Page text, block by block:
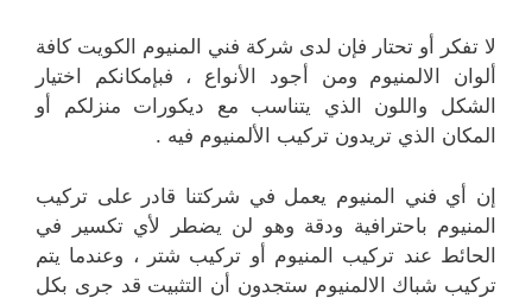
لا تفكر أو تحتار فإن لدى شركة فني المنيوم الكويت كافة
ألوان الالمنيوم ومن أجود الأنواع ، فبإمكانكم اختيار
الشكل واللون الذي يتناسب مع ديكورات منزلكم أو
المكان الذي تريدون تركيب الألمنيوم فيه .
إن أي فني المنيوم يعمل في شركتنا قادر على تركيب
المنيوم باحترافية ودقة وهو لن يضطر لأي تكسير في
الحائط عند تركيب المنيوم أو تركيب شتر ، وعندما يتم
تركيب شباك الالمنيوم ستجدون أن التثبيت قد جرى بكل